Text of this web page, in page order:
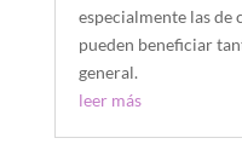
especialmente las de
pueden beneficiar
general.
leer más